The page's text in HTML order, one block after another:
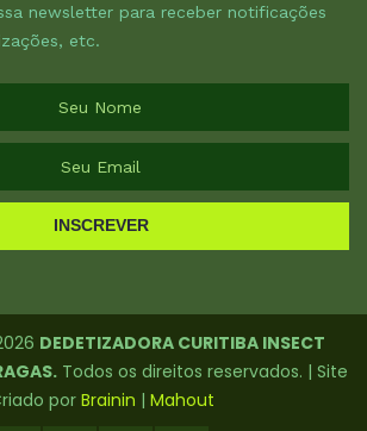
newsletter para receber notificações
etc.
INSCREVER
DEDETIZADORA CURITIBA INSECT
Todos os direitos reservados. | Site
porBrainin | Mahout